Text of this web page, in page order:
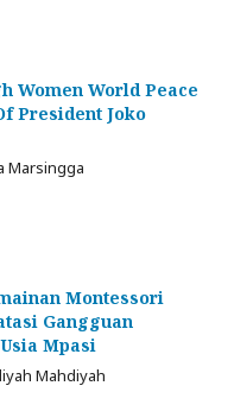
Women World Peace
President Joko
Marsingga
Montessori
Gangguan
Mpasi
Mahdiyah